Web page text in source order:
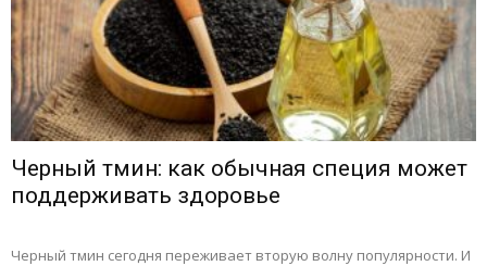
Черный тмин: как обычная специя может
поддерживать здоровье
Черный тмин сегодня переживает вторую волну популярности. И